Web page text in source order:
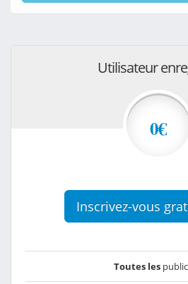
Utilisateur
0€
Inscrivez-vous
Toutes les